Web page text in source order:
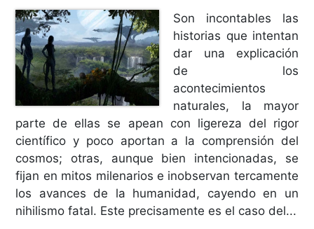
Son incontables las
historias que intentan
dar una explicación
de los
acontecimientos
naturales, la mayor
parte de ellas se apean con ligereza del rigor
científico y poco aportan a la comprensión del
cosmos; otras, aunque bien intencionadas, se
fijan en mitos milenarios e inobservan tercamente
los avances de la humanidad, cayendo en un
nihilismo fatal. Este precisamente es el caso del...